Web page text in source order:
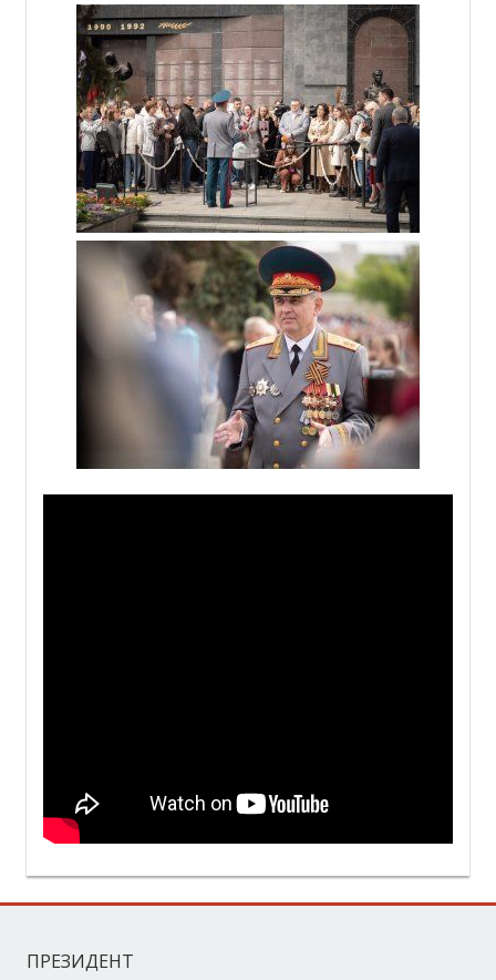
ПРЕЗИДЕНТ